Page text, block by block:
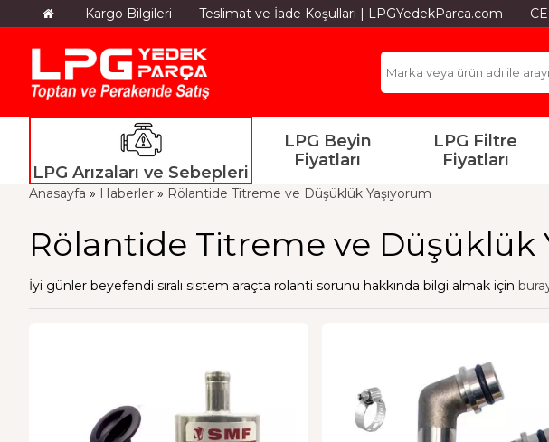
Kargo Bilgileri Teslimat ve İade Koşulları | LPGYedekParca.com
LPG Arızaları ve Sebepleri
LPG Beyin
Fiyatları
LPG Filtre
Fiyatları
Anasayfa » Haberler » Rölantide Titreme ve Düşüklük Yaşıyorum
Rölantide Titreme ve Düşüklük
İyi günler beyefendi sıralı sistem araçta rolanti sorunu hakkında bilgi almak için